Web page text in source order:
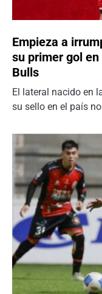
Empieza a
su primer gol
Bulls
El lateral nacido en
su sello en el país